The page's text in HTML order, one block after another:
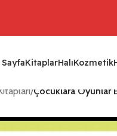
KitaplarHalıKozmetik
/Çocuklara Oyunlar